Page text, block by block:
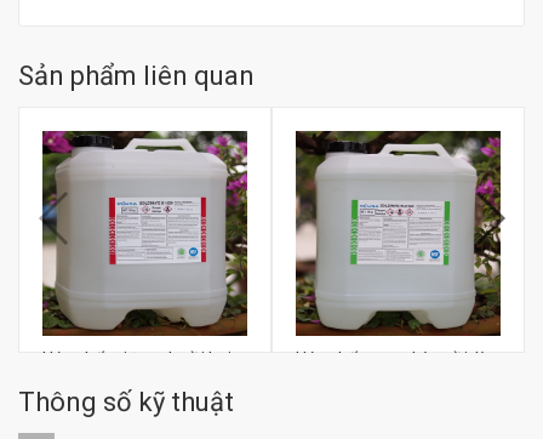
Sản phẩm liên quan
Hóa chất giữ sạch nồi hơi
Hóa chất trung hòa nồi, lò
Thông số kỹ thuật